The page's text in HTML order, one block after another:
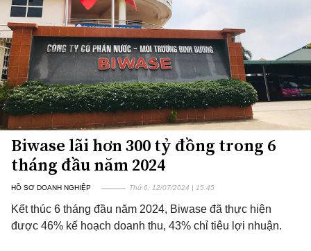
Biwase lãi hơn 300 tỷ đồng trong 6
tháng đầu năm 2024
HỒ SƠ DOANH NGHIỆP Thứ 6, 12/07/2024 | 15:45
Kết thúc 6 tháng đầu năm 2024, Biwase đã thực hiện
được 46% kế hoạch doanh thu, 43% chỉ tiêu lợi nhuận.